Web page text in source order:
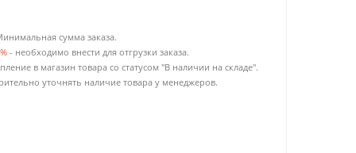
сумма заказа.
- необходимо внести для отгрузки заказа.
в магазин товара со статусом "В наличии на складе".
уточнять наличие товара у менеджеров.